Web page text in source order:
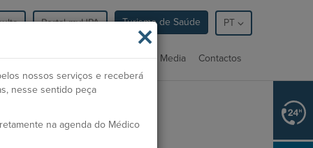
Portal myHPA Turismo de Saúde PT
Serviços Profissionais Media Contactos
×
nossos serviços e receberá
nesse sentido peça
na agenda do Médico
dos Médicos: 47809